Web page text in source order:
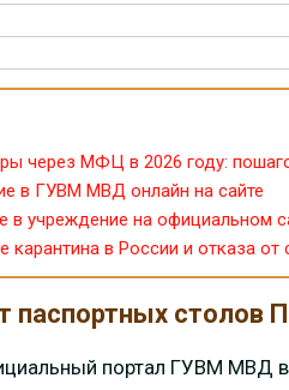
через МФЦ в 2026 году:
в ГУВМ МВД онлайн на сайте
в учреждение на официальном
в России и отказа от
паспортных столов
портал ГУВМ МВД